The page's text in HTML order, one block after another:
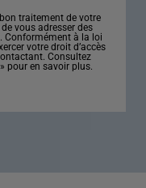
traitement de votre
vous adresser des
Conformément à la loi
votre droit d’accès
Consultez
» pour en savoir plus.